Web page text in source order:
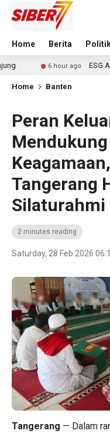
Home Berita
6 hour ago ESG Award 2026
Home Banten
Peran
Tangerang
Silaturahmi
2 minutes reading
Saturday, 28 Feb 2026
Tangerang — Dalam